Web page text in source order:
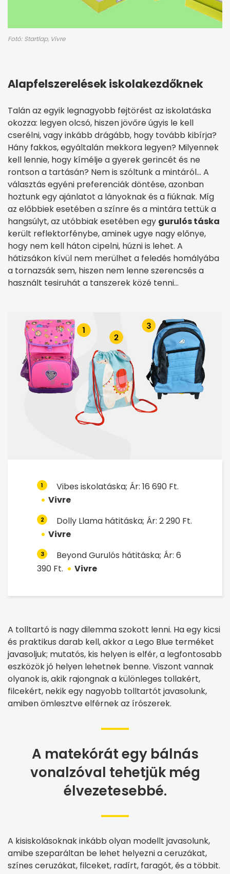
Fotó: Startlap, Vivre
Alapfelszerelések iskolakezdőknek
Talán az egyik legnagyobb fejtörést az iskolatáska
okozza: legyen olcsó, hiszen jövőre úgyis le kell
cserélni, vagy inkább drágább, hogy tovább kibírja?
Hány fakkos, egyáltalán mekkora legyen? Milyennek
kell lennie, hogy kímélje a gyerek gerincét és ne
rontson a tartásán? Nem is szóltunk a mintáról… A
választás egyéni preferenciák döntése, azonban
hoztunk egy ajánlatot a lányoknak és a fiúknak. Míg
az előbbiek esetében a színre és a mintára tettük a
hangsúlyt, az utóbbiak esetében egy gurulós táska
került reflektorfénybe, aminek ugye nagy előnye,
hogy nem kell háton cipelni, húzni is lehet. A
hátizsákon kívül nem merülhet a feledés homályába
a tornazsák sem, hiszen nem lenne szerencsés a
használt tesiruhát a tanszerek közé tenni…
1
Vibes iskolatáska; Ár: 16 690 Ft.
Vivre
2
Dolly Llama hátitáska; Ár: 2 290 Ft.
Vivre
3
Beyond Gurulós hátitáska; Ár: 6
390 Ft.
Vivre
A tolltartó is nagy dilemma szokott lenni. Ha egy kicsi
és praktikus darab kell, akkor a Lego Blue terméket
javasoljuk; mutatós, kis helyen is elfér, a legfontosabb
eszközök jó helyen lehetnek benne. Viszont vannak
olyanok is, akik rajongnak a különleges tollakért,
filcekért, nekik egy nagyobb tolltartót javasolunk,
amiben ömlesztve elférnek az írószerek.
A matekórát egy bálnás
vonalzóval tehetjük még
élvezetesebbé.
A kisiskolásoknak inkább olyan modellt javasolunk,
amibe szeparáltan be lehet helyezni a ceruzákat,
színes ceruzákat, filceket, radírt, faragót, és a többit.